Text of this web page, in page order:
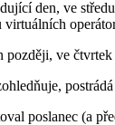
den, ve
ve
poslanec (a